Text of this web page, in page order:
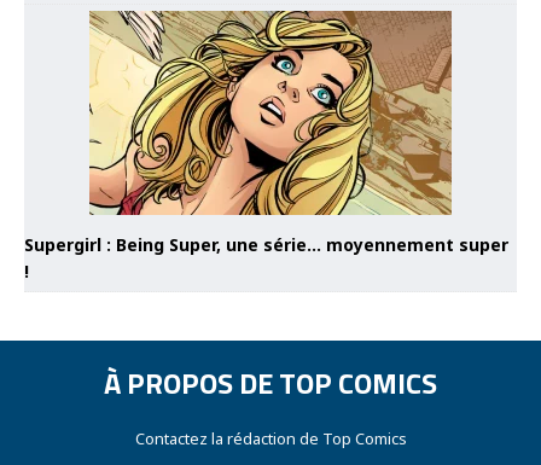
Supergirl : Being Super, une série… moyennement super
!
À PROPOS DE TOP COMICS
Contactez la rédaction de Top Comics